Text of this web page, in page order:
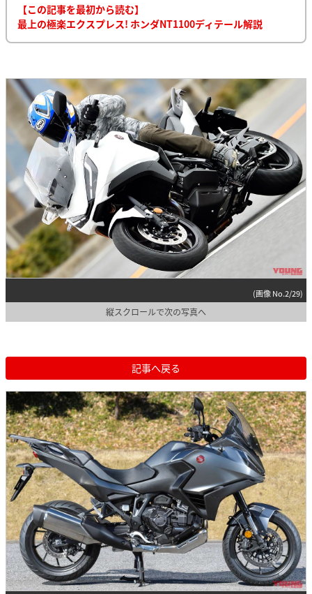
【この記事を最初から読む】
最上の極楽エクスプレス! ホンダNT1100ディテール解説
(画像 No.2/29)
縦スクロールで次の写真へ
記事へ戻る